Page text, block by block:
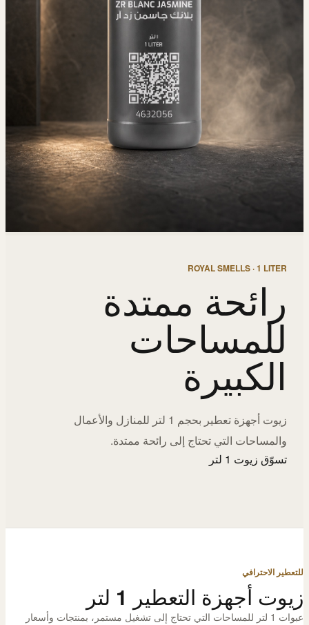
ROYAL SMELLS · 1 LITER
رائحة ممتدة
للمساحات
الكبيرة
زيوت أجهزة تعطير بحجم 1 لتر للمنازل والأعمال
والمساحات التي تحتاج إلى رائحة ممتدة.
تسوّق زيوت 1 لتر
للتعطير الاحترافي
زيوت أجهزة التعطير 1 لتر
عبوات 1 لتر للمساحات التي تحتاج إلى تشغيل مستمر، بمنتجات وأسعار